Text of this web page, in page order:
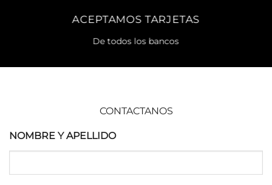
ACEPTAMOS TARJETAS
De todos los bancos
CONTACTANOS
NOMBRE Y APELLIDO